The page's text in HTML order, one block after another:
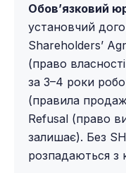
Обов’язковий
установчий
Shareholders’
(право
за 3–4 роки
(правила
Refusal (право
залишає). Без
розпадаються з